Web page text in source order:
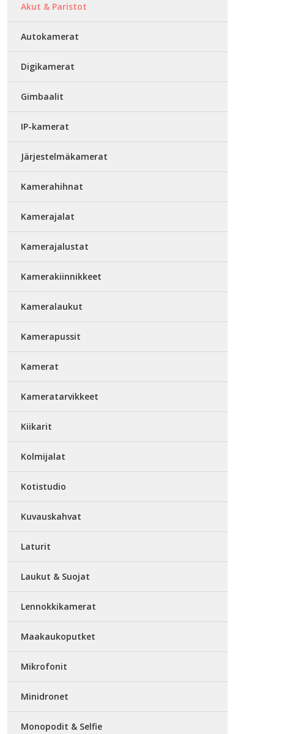
Akut & Paristot
Autokamerat
Digikamerat
Gimbaalit
IP-kamerat
Järjestelmäkamerat
Kamerahihnat
Kamerajalat
Kamerajalustat
Kamerakiinnikkeet
Kameralaukut
Kamerapussit
Kamerat
Kameratarvikkeet
Kiikarit
Kolmijalat
Kotistudio
Kuvauskahvat
Laturit
Laukut & Suojat
Lennokkikamerat
Maakaukoputket
Mikrofonit
Minidronet
Monopodit & Selfie